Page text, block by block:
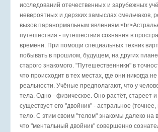
исследований отечественных и зарубежных
невероятных и дерзких замыслах смельчаков,
вызов паранормальным
путешествия - путешествия сознания в
времени. При помощи специальных техник
побывать в прошлом, будущем, на других
старого знакомого. "Путешественники" в
что происходит в тех местах, где они никогда
реальности. Учёные предполагают, что у
тела. Одно - физическое. Оно растёт, стареет
существует его "двойник" - астральное
тело. С этим своим "телом" знакомы далеко на
что "ментальный двойник" совершенно